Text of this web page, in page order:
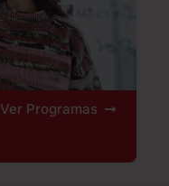
Ver Programas